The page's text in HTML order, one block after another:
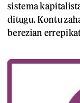
sistema
ditugu. Kontu
berezian